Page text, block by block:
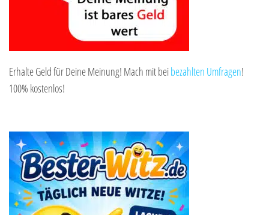
Erhalte Geld für Deine Meinung! Mach mit beibezahlten Umfragen!
100% kostenlos!